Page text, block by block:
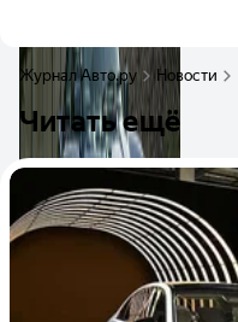
Журнал Авто.ру Новости
Читать ещё